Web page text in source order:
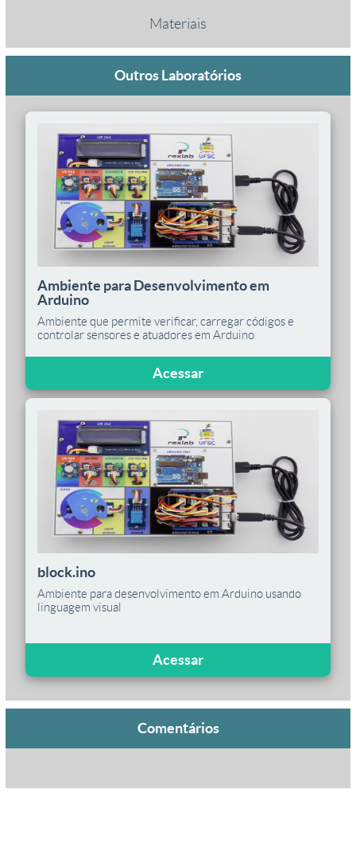
Materiais
Outros Laboratórios
Ambiente para Desenvolvimento em
Arduino
Ambiente que permite verificar, carregar códigos e
controlar sensores e atuadores em Arduino
Acessar
block.ino
Ambiente para desenvolvimento em Arduino usando
linguagem visual
Acessar
Comentários